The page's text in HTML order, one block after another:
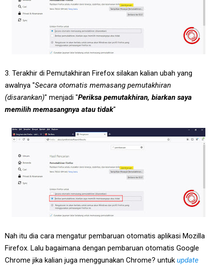
3. Terakhir di Pemutakhiran Firefox silakan kalian ubah yang
awalnya "Secara otomatis memasang pemutakhiran
(disarankan)" menjadi "Periksa pemutakhiran, biarkan saya
memilih memasangnya atau tidak"
Nah itu dia cara mengatur pembaruan otomatis aplikasi Mozilla
Firefox. Lalu bagaimana dengan pembaruan otomatis Google
Chrome jika kalian juga menggunakan Chrome? untuk update